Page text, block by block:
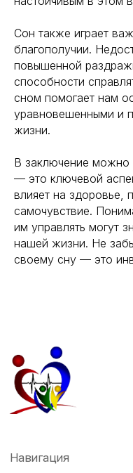
Сон также играет
благополучии.
повышенной
способности
сном помогает нам
уравновешенными и
жизни.
В заключение можно
— это ключевой
влияет на здоровье,
самочувствие.
им управлять могут
нашей жизни. Не
своему сну — это